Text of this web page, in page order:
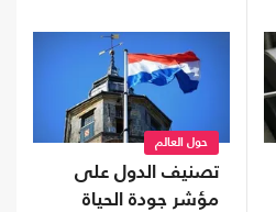
حول العالم
تصنيف الدول على
مؤشر جودة الحياة